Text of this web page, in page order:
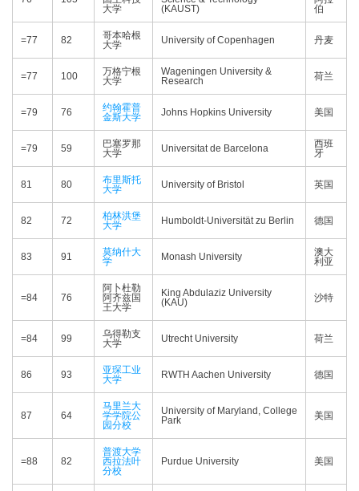
大学
(KAUST)
伯
=77 82
哥本哈根
大学
University of Copenhagen 丹麦
=77 100
万格宁根
大学
Wageningen University &
Research
荷兰
=79 76
约翰霍普
金斯大学
Johns Hopkins University 美国
=79 59
巴塞罗那
大学
Universitat de Barcelona
西班
牙
81 80
布里斯托
大学
University of Bristol 英国
82 72
柏林洪堡
大学
Humboldt-Universität zu Berlin 德国
83 91
莫纳什大
学
Monash University
澳大
利亚
=84 76
阿卜杜勒
阿齐兹国
王大学
King Abdulaziz University
(KAU)
沙特
=84 99
乌得勒支
大学
Utrecht University 荷兰
86 93
亚琛工业
大学
RWTH Aachen University 德国
87 64
马里兰大
学学院公
园分校
University of Maryland, College
Park
美国
=88 82
普渡大学
西拉法叶
分校
Purdue University 美国